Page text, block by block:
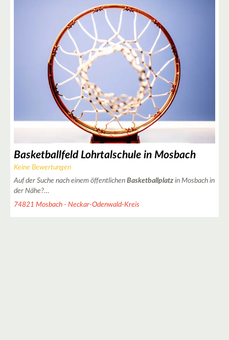
Basketballfeld Lohrtalschule in Mosbach
Keine Bewertungen
Auf der Suche nach einem öffentlichen Basketballplatz in Mosbach in
der Nähe?…
74821 Mosbach - Neckar-Odenwald-Kreis